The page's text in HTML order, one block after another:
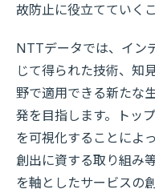
故防止に役立てていく
NTTデータでは、イン
じて得られた技術、知
野で適用できる新たな
発を目指します。トッ
を可視化することによ
創出に資する取り組み
を軸としたサービスの